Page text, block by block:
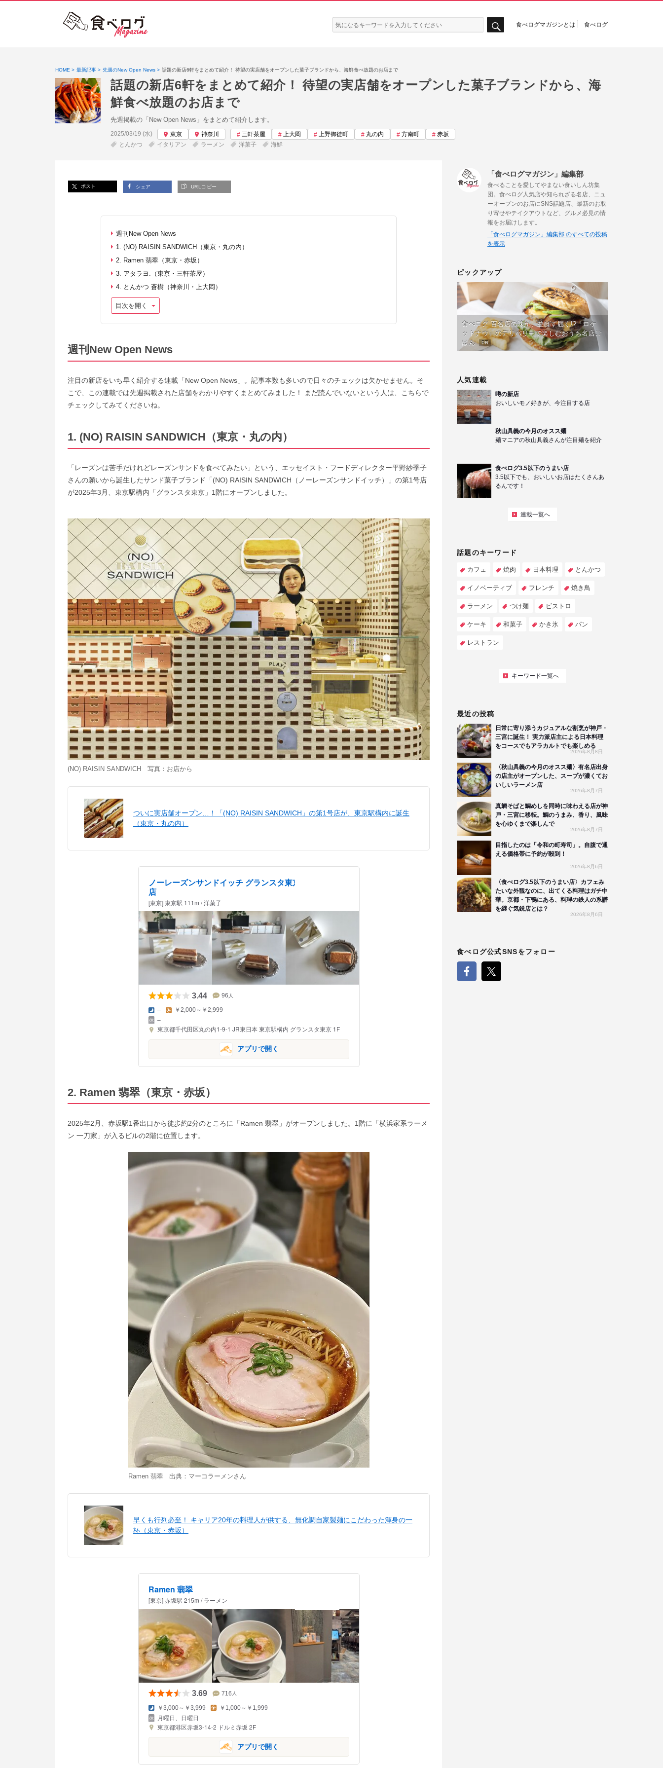
検
索:
食べログマガジンとは 食べログ
HOME 最新記事 先週のNew Open News 話題の新店6軒をまとめて紹介！ 待望の実店舗をオープンした菓子ブランドから、海鮮食べ放題のお店まで
話題の新店6軒をまとめて紹介！ 待望の実店舗をオープンした菓子ブランドから、海
鮮食べ放題のお店まで
先週掲載の「New Open News」をまとめて紹介します。
投稿日:
2025/03/19 (水) 東京 神奈川 三軒茶屋 上大岡 上野御徒町 丸の内 方南町
赤坂
とんかつ
イタリアン ラーメン 洋菓子 海鮮
ポスト シェア URLコピー
週刊New Open News
1. (NO) RAISIN SANDWICH（東京・丸の内）
2. Ramen 翡翠（東京・赤坂）
3. アタラヨ.（東京・三軒茶屋）
4. とんかつ 蒼樹（神奈川・上大岡）
目次を開く
週刊New Open News
注目の新店をいち早く紹介する連載「New Open News」。記事本数も多いので日々のチェックは欠かせません。そ
こで、この連載では先週掲載された店舗をわかりやすくまとめてみました！ まだ読んでいないという人は、こちらで
チェックしてみてくださいね。
1. (NO) RAISIN SANDWICH（東京・丸の内）
「レーズンは苦手だけれどレーズンサンドを食べてみたい」という、エッセイスト・フードディレクター平野紗季子
さんの願いから誕生したサンド菓子ブランド「(NO) RAISIN SANDWICH（ノーレーズンサンドイッチ）」の第1号店
が2025年3月、東京駅構内「グランスタ東京」1階にオープンしました。
(NO) RAISIN SANDWICH 写真：お店から
ついに実店舗オープン…！「(NO) RAISIN SANDWICH」の第1号店が、東京駅構内に誕生
（東京・丸の内）
ノーレーズンサンドイッチ グランスタ東京
店
[東京] 東京駅 111m / 洋菓子
3.44 96 人
– ￥2,000～￥2,999
–
東京都千代田区丸の内1-9-1 JR東日本 東京駅構内 グランスタ東京 1F
アプリで開く
2. Ramen 翡翠（東京・赤坂）
2025年2月、赤坂駅1番出口から徒歩約2分のところに「Ramen 翡翠」がオープンしました。1階に「横浜家系ラーメ
ン 一刀家」が入るビルの2階に位置します。
Ramen 翡翠 出典： マーコラーメンさん
早くも行列必至！ キャリア20年の料理人が供する、無化調自家製麺にこだわった渾身の一
杯（東京・赤坂）
Ramen 翡翠
[東京] 赤坂駅 215m / ラーメン
3.69 716 人
￥3,000～￥3,999 ￥1,000～￥1,999
月曜日、日曜日
東京都港区赤坂3-14-2 ドルミ赤坂 2F
アプリで開く
「食べログマガジン」編集部
食べることを愛してやまない食いしん坊集
団。食べログ人気店や知られざる名店、ニュ
ーオープンのお店にSNS話題店、最新のお取
り寄せやテイクアウトなど、グルメ必見の情
報をお届けします。
「食べログマガジン」編集部 のすべての投稿
を表示
ピックアップ
食べログ 百名店の味が、並ばず届く!?「ロケ
ットナウ」のデリバリーで楽しむおうち名店ご
はん
PR
人気連載
噂の新店
おいしいモノ好きが、今注目する店
秋山具義の今月のオスス麺
麺マニアの秋山具義さんが注目麺を紹介
食べログ3.5以下のうまい店
3.5以下でも、おいしいお店はたくさんあ
るんです！
連載一覧へ
話題のキーワード
カフェ 焼肉 日本料理 とんかつ
イノベーティブ フレンチ 焼き鳥
ラーメン つけ麺 ビストロ
ケーキ 和菓子 かき氷 パン
レストラン
キーワード一覧へ
最近の投稿
日常に寄り添うカジュアルな割烹が神戸・
三宮に誕生！ 実力派店主による日本料理
をコースでもアラカルトでも楽しめる
2026年8月8日
〈秋山具義の今月のオスス麺〉有名店出身
の店主がオープンした、スープが濃くてお
いしいラーメン店
2026年8月7日
真鯛そばと鯛めしを同時に味わえる店が神
戸・三宮に移転。鯛のうまみ、香り、風味
を心ゆくまで楽しんで
2026年8月7日
目指したのは「令和の町寿司」。自腹で通
える価格帯に予約が殺到！
2026年8月6日
〈食べログ3.5以下のうまい店〉カフェみ
たいな外観なのに、出てくる料理はガチ中
華。京都・下鴨にある、料理の鉄人の系譜
を継ぐ気鋭店とは？
2026年8月6日
食べログ公式SNSをフォロー